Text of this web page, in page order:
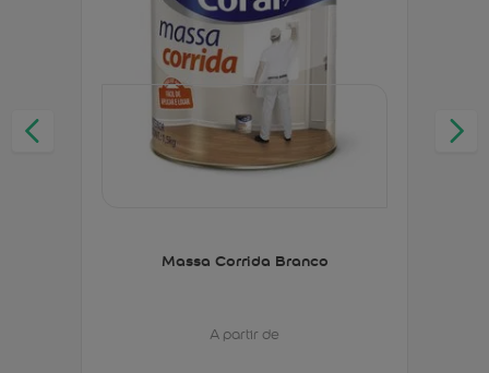
Massa Corrida Branco
A partir de